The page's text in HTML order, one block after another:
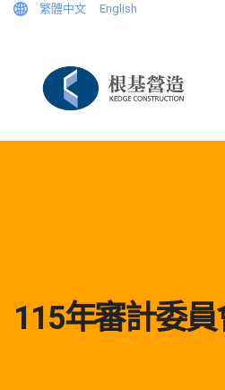
繁體中文 English
115年審計委員